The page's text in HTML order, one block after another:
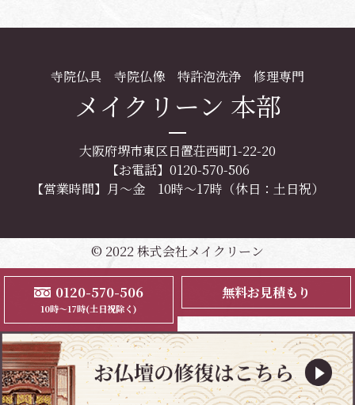
0120-570-506
10時～17時(土日祝除く)
無料お見積もり
寺院仏具 寺院仏像 特許泡洗浄 修理専門
メイクリーン 本部
大阪府堺市東区日置荘西町1-22-20
【お電話】0120-570-506
【営業時間】月～金 10時～17時（休日：土日祝）
© 2022 株式会社メイクリーン